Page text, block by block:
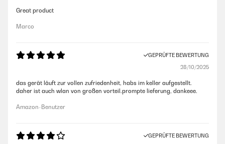
Great product
Marco
GEPRÜFTE BEWERTUNG
28/10/2025
das gerät läuft zur vollen zufriedenheit, habs im keller aufgestellt.
daher ist auch wlan von großen vorteil.prompte lieferung, dankeee.
Amazon-Benutzer
GEPRÜFTE BEWERTUNG